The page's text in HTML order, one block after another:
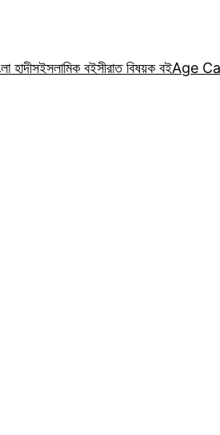
হাদীসইসলামিক বইসীরাত বিষয়ক বইAge